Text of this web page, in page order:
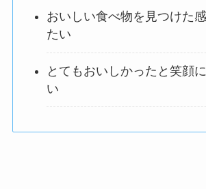
おいしい食べ物を見つけた
たい
とてもおいしかったと笑顔
い